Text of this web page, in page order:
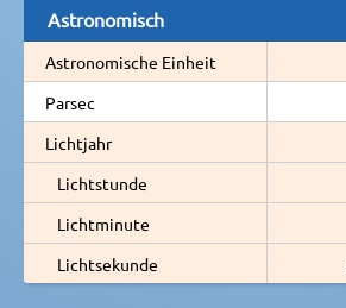
Astronomisch
Astronomische Einheit
Parsec
Lichtjahr
Lichtstunde
Lichtminute
Lichtsekunde